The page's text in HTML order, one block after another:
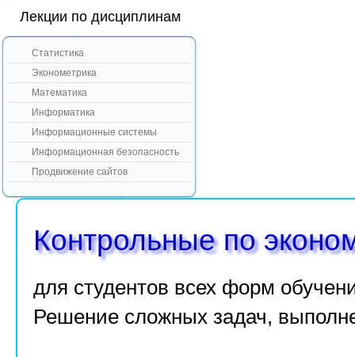
Лекции по дисциплинам
Статистика
Эконометрика
Математика
Информатика
Информационные системы
Информационная безопасность
Продвижение сайтов
Контрольные по
для студентов всех форм
Решение сложных задач,